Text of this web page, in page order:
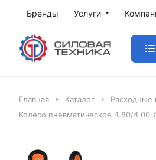
Бренды Услуги
Главная Каталог Расходные
Колесо пневматическое 4.80/